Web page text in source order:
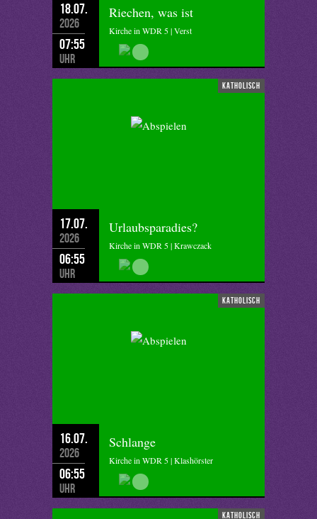
18.07.
2026
07:55
Uhr
Riechen, was ist
Kirche in WDR 5 | Verst
katholisch
17.07.
2026
06:55
Uhr
Urlaubsparadies?
Kirche in WDR 5 | Krawczack
katholisch
16.07.
2026
06:55
Uhr
Schlange
Kirche in WDR 5 | Klashörster
katholisch